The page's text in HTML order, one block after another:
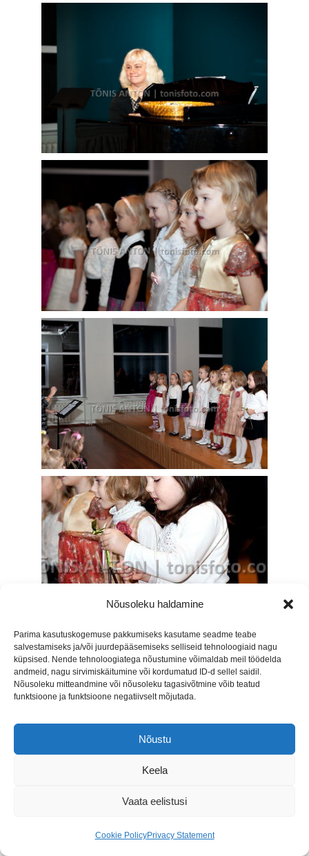
Nõusoleku haldamine
Parima kasutuskogemuse pakkumiseks kasutame seadme teabe
salvestamiseks ja/või juurdepääsemiseks selliseid tehnoloogiaid nagu
küpsised. Nende tehnoloogiatega nõustumine võimaldab meil töödelda
andmeid, nagu sirvimiskäitumine või kordumatud ID-d sellel saidil.
Nõusoleku mitteandmine või nõusoleku tagasivõtmine võib teatud
funktsioone ja funktsioone negatiivselt mõjutada.
Nõustu
Keela
Vaata eelistusi
Cookie PolicyPrivacy Statement